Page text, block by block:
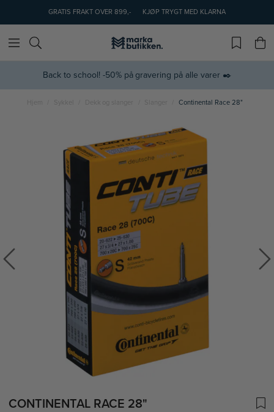
GRATIS FRAKT OVER 899,- KJØP TRYGT MED KLARNA
Back to school! -50% på gravering på alle varer ✒️
Hjem Sykkel Dekk og slanger Continental Race 28"
CONTINENTAL RACE 28"